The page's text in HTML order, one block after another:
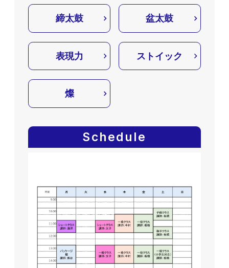
締太鼓 盆太鼓
表現力 ストイック
燦
Schedule